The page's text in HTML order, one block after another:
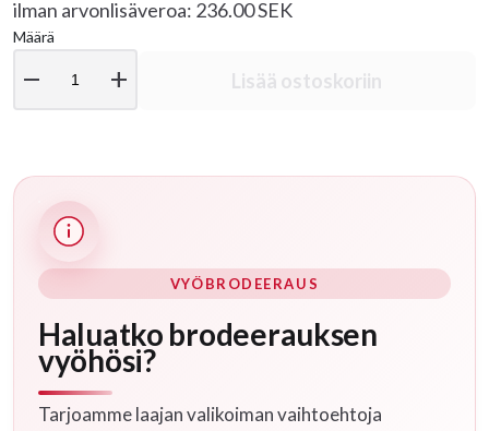
ilman arvonlisäveroa: 236.00 SEK
Määrä
remove add Lisää ostoskoriin
VYÖBRODEERAUS
Haluatko brodeerauksen
vyöhösi?
Tarjoamme laajan valikoiman vaihtoehtoja